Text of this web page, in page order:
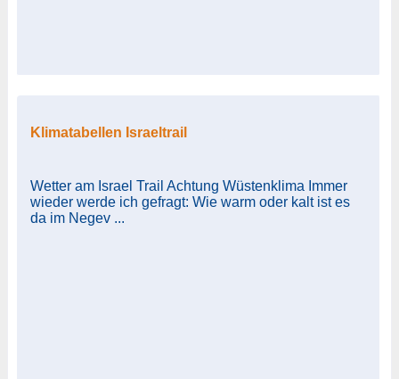
Klimatabellen Israeltrail
Wetter am Israel Trail Achtung Wüstenklima Immer
wieder werde ich gefragt: Wie warm oder kalt ist es
da im Negev ...